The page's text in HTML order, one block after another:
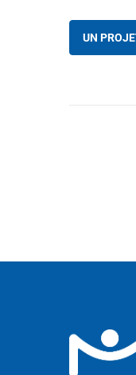
UN